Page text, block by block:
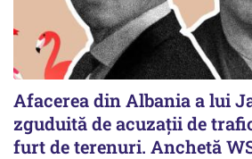
Afacerea din Albania a lui
zguduită de acuzații de
furt de terenuri. Anchetă